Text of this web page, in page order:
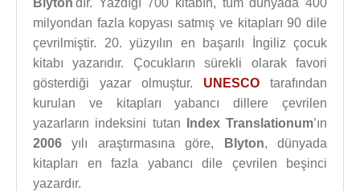
Blyton'dır. Yazdığı 700 kitabın, tüm dünyada 400
milyondan fazla kopyası satmış ve kitapları 90 dile
çevrilmiştir. 20. yüzyılın en başarılı İngiliz çocuk
kitabı yazarıdır. Çocukların sürekli olarak favori
gösterdiği yazar olmuştur. UNESCO tarafından
kurulan ve kitapları yabancı dillere çevrilen
yazarların indeksini tutan
Index Translationum’ın
2006 yılı araştırmasına göre, Blyton, dünyada
kitapları en fazla yabancı dile çevrilen beşinci
yazardır.